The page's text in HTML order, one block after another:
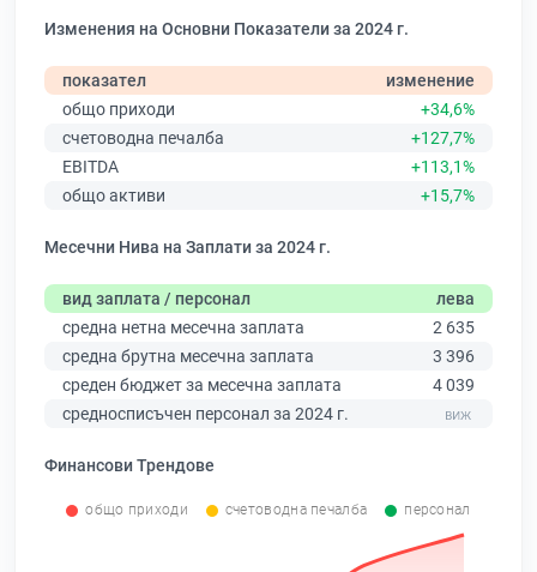
Изменения на Основни Показатели за 2024 г.
показател
изменение
общо приходи
+34,6%
счетоводна печалба
+127,7%
EBITDA
+113,1%
общо активи
+15,7%
Месечни Нива на Заплати за 2024 г.
вид заплата / персонал
лева
средна нетна месечна заплата
2 635
средна брутна месечна заплата
3 396
среден бюджет за месечна заплата
4 039
средносписъчен персонал за 2024 г.
Финансови Трендове
общо приходи счетоводна печалба персонал